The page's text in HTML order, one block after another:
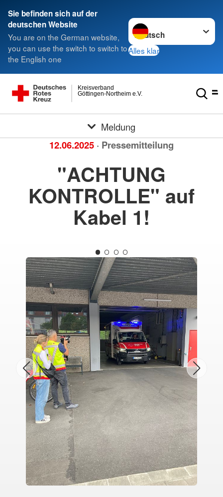
Sie befinden sich auf der
deutschen Website
You are on the German website,
you can use the switch to switch to
the English one
Sprache wechseln zu
Alles klar
Göttingen-Northeim e.V.
Kreisverband
Meldung
12.06.2025 · Pressemitteilung
"ACHTUNG
KONTROLLE" auf
Kabel 1!